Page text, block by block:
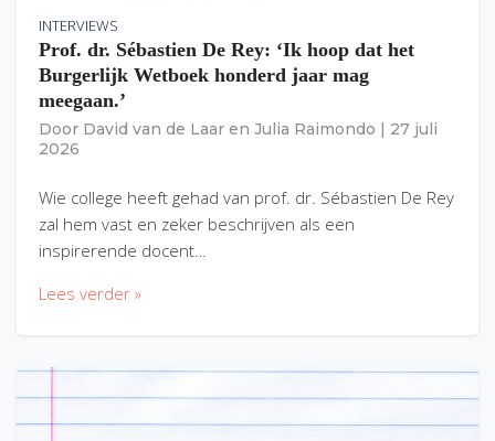
INTERVIEWS
Prof. dr. Sébastien De Rey: ‘Ik hoop dat het
Burgerlijk Wetboek honderd jaar mag
meegaan.’
Door David van de Laar en Julia Raimondo
27 juli
2026
Wie college heeft gehad van prof. dr. Sébastien De Rey
zal hem vast en zeker beschrijven als een
inspirerende docent…
Lees verder »